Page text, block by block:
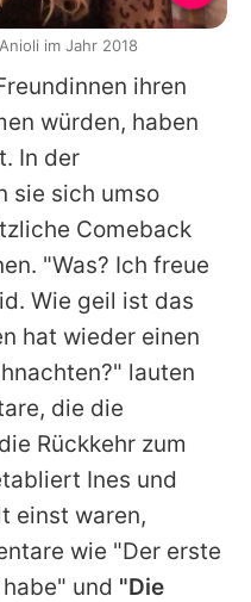
ihren
würden, haben
In der
sie sich umso
Comeback
"Was? Ich freue
Wie geil ist das
hat wieder einen
lauten
die die
Rückkehr zum
Ines und
einst waren,
wie "Der erste
und "Die
im Jahr 2018